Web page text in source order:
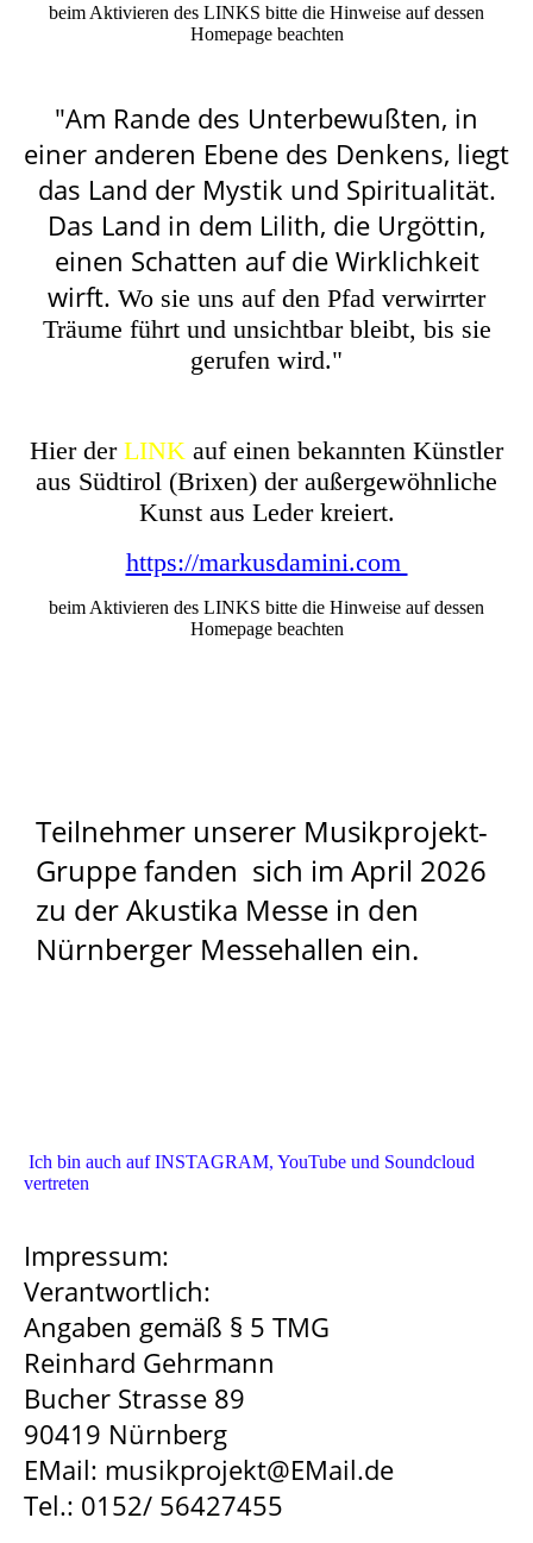
beim Aktivieren des LINKS bitte die Hinweise auf dessen
Homepage beachten
"Am Rande des Unterbewußten, in
einer anderen Ebene des Denkens, liegt
das Land der Mystik und Spiritualität.
Das Land in dem Lilith, die Urgöttin,
einen Schatten auf die Wirklichkeit
wirft. Wo sie uns auf den Pfad verwirrter
Träume führt und unsichtbar bleibt, bis sie
gerufen wird."
Hier derLINK auf einen bekannten Künstler
aus Südtirol (Brixen) der außergewöhnliche
Kunst aus Leder kreiert.
https://markusdamini.com
beim Aktivieren des LINKS bitte die Hinweise auf dessen
Homepage beachten
Teilnehmer unserer Musikprojekt-
Gruppe fanden sich im April 2026
zu der Akustika Messe in den
Nürnberger Messehallen ein.
Ich bin auch auf INSTAGRAM, YouTube und Soundcloud
vertreten
Impressum:
Verantwortlich:
Angaben gemäß § 5 TMG
Reinhard Gehrmann
Bucher Strasse 89
90419 Nürnberg
EMail: musikprojekt@EMail.de
Tel.: 0152/ 56427455